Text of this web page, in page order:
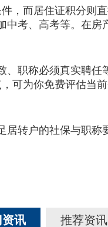
而居住证积分则
考、高考等。在
职称必须真实聘任
可为你免费评估当
转户的社保与职称
讯 推荐资讯